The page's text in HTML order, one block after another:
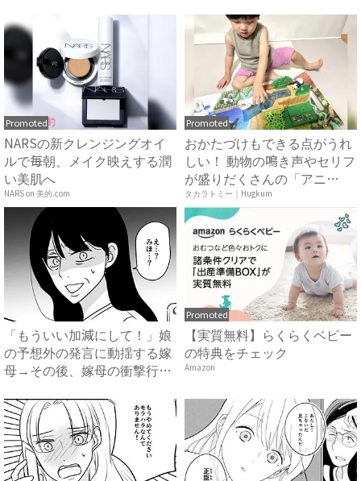
Promoted
NARSの新クレンジングオイ
ルで毎朝、メイク映えする潤
い美肌へ
NARS on 美的.com
Promoted
おかたづけもできる点がうれ
しい！ 動物の鳴き声やセリフ
が盛りだくさんの「アニ
ア ...
タカラトミー｜Hugkum
「もういい加減にして！」娘
の予想外の発言に動揺する嫁
母→その後、嫁母の衝撃行動
Promoted
【実質無料】らくらくベビー
の特典をチェック
Amazon